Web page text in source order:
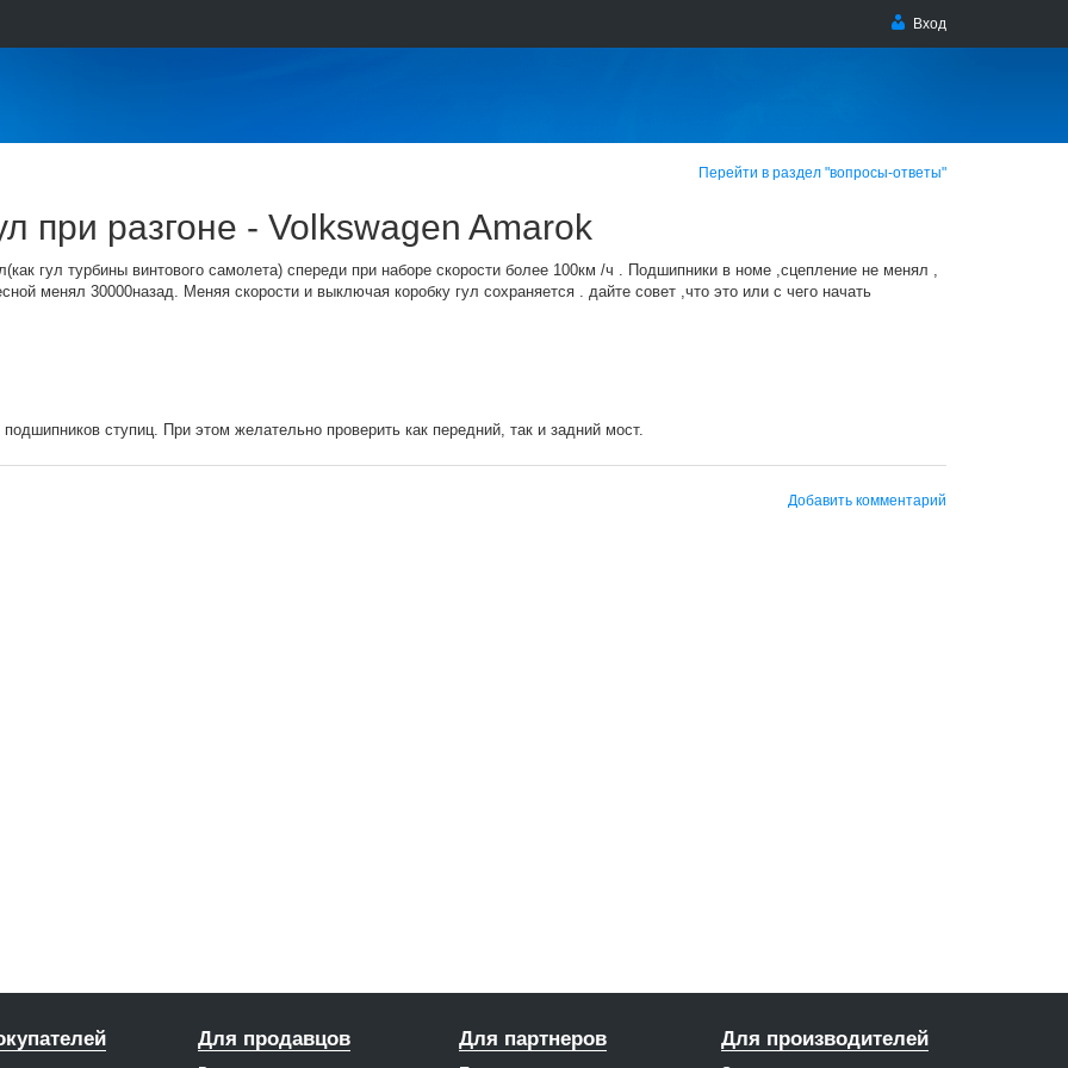
Вход
Перейти в раздел "вопросы-ответы"
при разгоне - Volkswagen Amarok
гул турбины винтового самолета) спереди при наборе скорости более 100км /ч . Подшипники в номе ,сцепление не менял ,
менял 30000назад. Меняя скорости и выключая коробку гул сохраняется . дайте совет ,что это или с чего начать
ступиц. При этом желательно проверить как передний, так и задний мост.
Добавить комментарий
Для продавцов Для партнеров Для производителей